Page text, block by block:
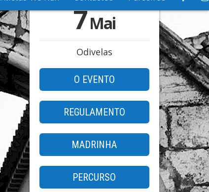
7Mai
Odivelas
O EVENTO
REGULAMENTO
MADRINHA
PERCURSO